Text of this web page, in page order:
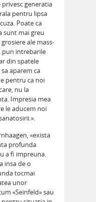
privesc generatia
pentru lipsa
Poate ca
sunt mai greu
ale mass-
pun intrebarile
din spatele
aparem ca
pentru ca noi
nu la
Impresia mea
le aducem noi
«exista
profunda
a fi impreuna.
insa de o
tocmai
unor
«Seinfeld» sau